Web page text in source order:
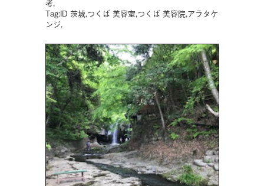
考,
Tag:ID 茨城,つくば 美容室,つくば 美容院,アラタケ
ンジ,